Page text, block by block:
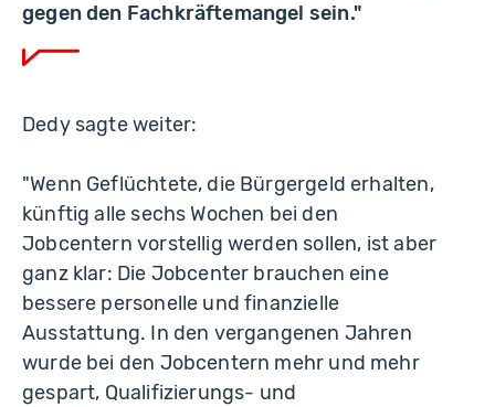
gegen den Fachkräftemangel sein."
Dedy sagte weiter:
"Wenn Geflüchtete, die Bürgergeld erhalten,
künftig alle sechs Wochen bei den
Jobcentern vorstellig werden sollen, ist aber
ganz klar: Die Jobcenter brauchen eine
bessere personelle und finanzielle
Ausstattung. In den vergangenen Jahren
wurde bei den Jobcentern mehr und mehr
gespart, Qualifizierungs- und